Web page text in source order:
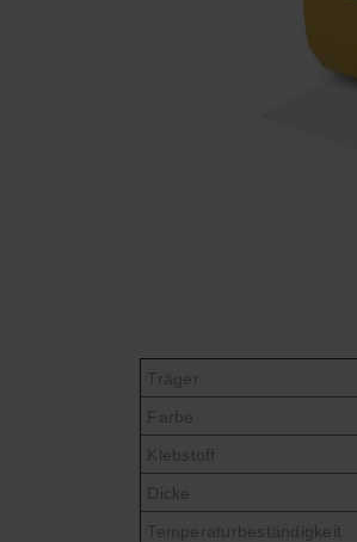
Träger
Farbe
Klebstoff
Dicke
Temperaturbeständigkeit